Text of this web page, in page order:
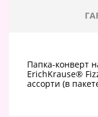
Папка-конверт
ErichKrause®
ассорти (в